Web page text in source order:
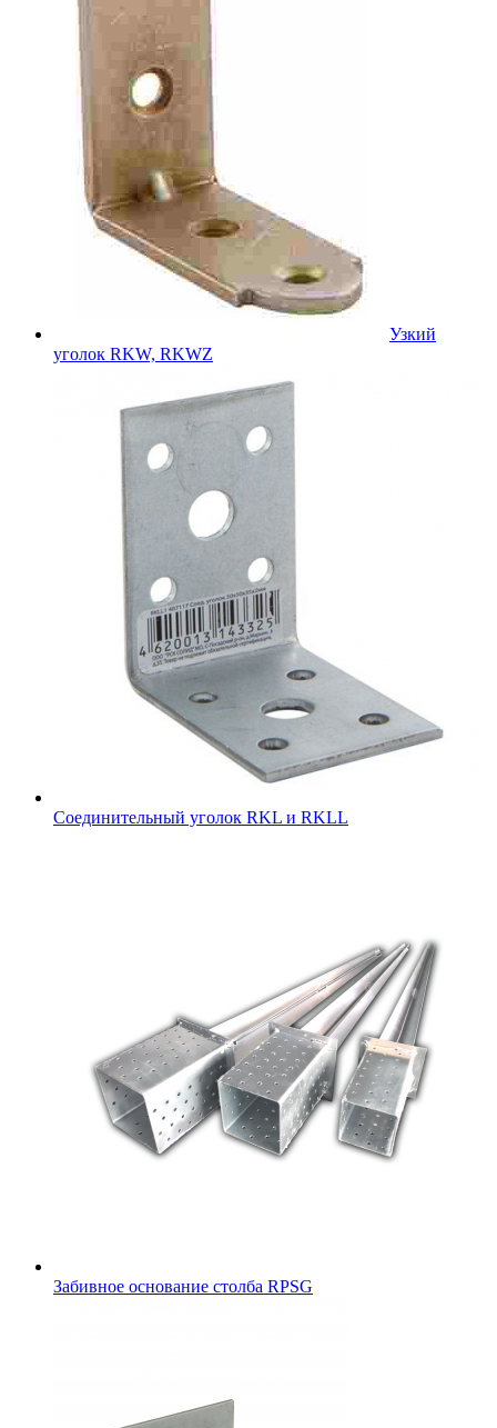
Узкий
уголок RKW, RKWZ
Соединительный уголок RKL и RKLL
Забивное основание столба RPSG